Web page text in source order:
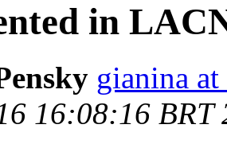
in
gianina
16:08:16 BRT